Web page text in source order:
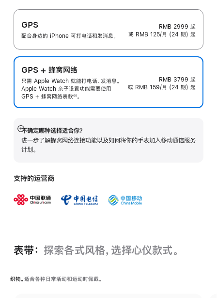
GPS
配合身边的 iPhone 可打电话和发消息。
RMB 2999 起
或 RMB 125/月 (24 期) 起
GPS + 蜂窝网络
只需 Apple Watch 就能打电话、发消息。
Apple Watch 亲子设置功能需要使用
GPS + 蜂窝网络表款◊◊。
RMB 3799 起
或 RMB 159/月 (24 期) 起
不确定哪种选择适合你？
进一步了解蜂窝网络连接功能以及如何将你的手表加入移动通信服务
计划。
展
开
支持的运营商
表带： 探索各式风格，选择心仪款式。
织物。 适合各种日常活动和运动时佩戴。